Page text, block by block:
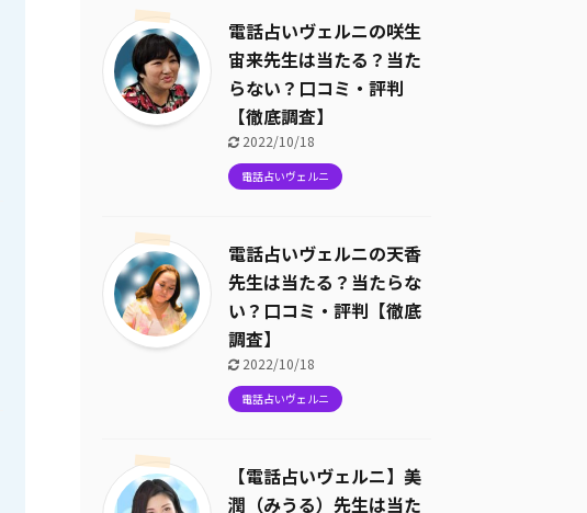
電話占いヴェルニの咲生
宙来先生は当たる？当た
らない？口コミ・評判
【徹底調査】
2022/10/18
電話占いヴェルニ
電話占いヴェルニの天香
先生は当たる？当たらな
い？口コミ・評判【徹底
調査】
2022/10/18
電話占いヴェルニ
【電話占いヴェルニ】美
潤（みうる）先生は当た